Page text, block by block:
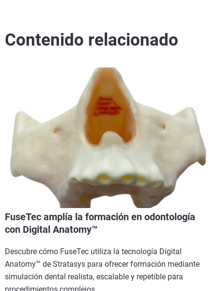
Contenido relacionado
FuseTec amplía la formación en odontología
con Digital Anatomy™
Descubre cómo FuseTec utiliza la tecnología Digital
Anatomy™ de Stratasys para ofrecer formación mediante
simulación dental realista, escalable y repetible para